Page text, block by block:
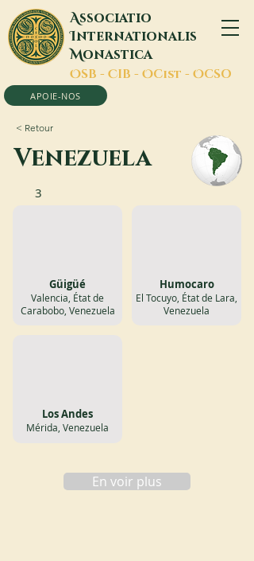
Associatio
Internationalis
Monastica
OSB - CIB - OCist - OCSO
APOIE-NOS
< Retour
Venezuela
3
Güigüé
Valencia, État de
Carabobo, Venezuela
Los Andes
Mérida, Venezuela
Humocaro
El Tocuyo, État de Lara,
Venezuela
En voir plus